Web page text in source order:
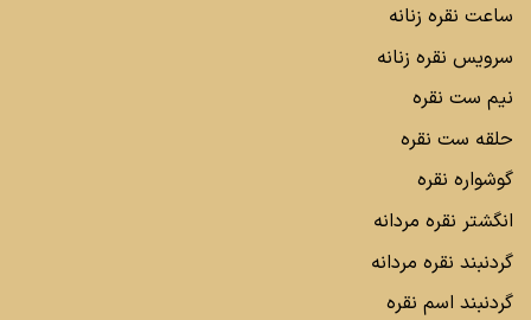
ساعت نقره زنانه
سرویس نقره زنانه
نیم ست نقره
حلقه ست نقره
گوشواره نقره
انگشتر نقره مردانه
گردنبند نقره مردانه
گردنبند اسم نقره